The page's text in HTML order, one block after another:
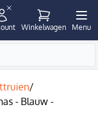
Winkelwagen Menu
/
- Blauw -